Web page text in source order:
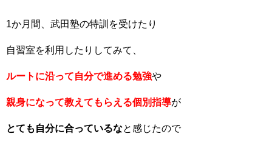
1か月間、武田塾の特訓を受けたり
自習室を利用したりしてみて、
ルートに沿って自分で進める勉強や
親身になって教えてもらえる個別指導が
とても自分に合っているなと感じたので